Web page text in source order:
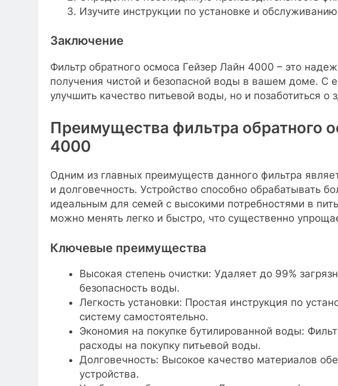
Изучите инструкции по установке и
Заключение
Фильтр обратного осмоса Гейзер Лайн 4000 – это
получения чистой и безопасной воды в вашем доме. С
улучшить качество питьевой воды, но и позаботиться о
Преимущества фильтра обратного
4000
Одним из главных преимуществ данного фильтра
и долговечность. Устройство способно обрабатывать
идеальным для семей с высокими потребностями в
можно менять легко и быстро, что существенно
Ключевые преимущества
Высокая степень очистки: Удаляет до 99%
безопасность воды.
Легкость установки: Простая инструкция по
систему самостоятельно.
Экономия на покупке бутилированной воды:
расходы на покупку питьевой воды.
Долговечность: Высокое качество материалов
устройства.